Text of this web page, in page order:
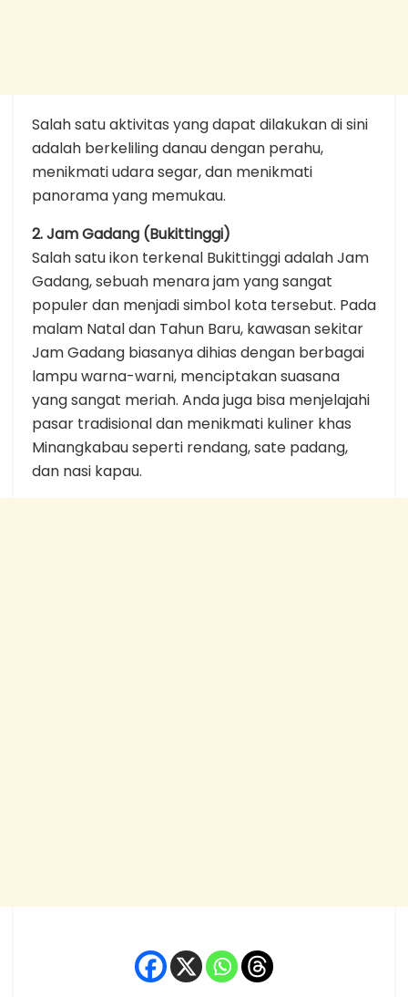
Salah satu aktivitas yang dapat dilakukan di sini
adalah berkeliling danau dengan perahu,
menikmati udara segar, dan menikmati
panorama yang memukau.
2. Jam Gadang (Bukittinggi)
Salah satu ikon terkenal Bukittinggi adalah Jam
Gadang, sebuah menara jam yang sangat
populer dan menjadi simbol kota tersebut. Pada
malam Natal dan Tahun Baru, kawasan sekitar
Jam Gadang biasanya dihias dengan berbagai
lampu warna-warni, menciptakan suasana
yang sangat meriah. Anda juga bisa menjelajahi
pasar tradisional dan menikmati kuliner khas
Minangkabau seperti rendang, sate padang,
dan nasi kapau.